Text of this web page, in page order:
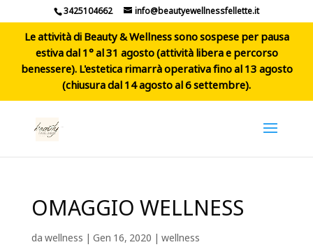
3425104662 info@beautyewellnessfellette.it
Le attività di Beauty & Wellness sono sospese per pausa
estiva dal 1° al 31 agosto (attività libera e percorso
benessere). L'estetica rimarrà operativa fino al 13 agosto
(chiusura dal 14 agosto al 6 settembre).
OMAGGIO WELLNESS
dawellness | Gen 16, 2020 | wellness